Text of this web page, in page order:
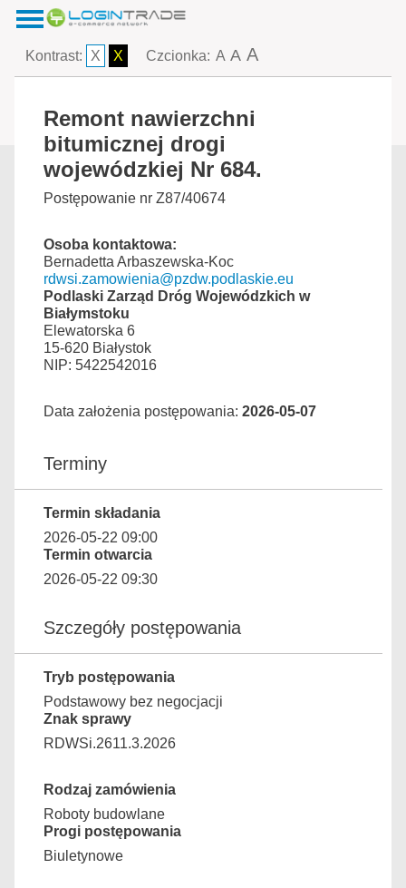
Kontrast: X X Czcionka: A A A
Remont nawierzchni
bitumicznej drogi
wojewódzkiej Nr 684.
Postępowanie nr Z87/40674
Osoba kontaktowa:
Bernadetta Arbaszewska-Koc
rdwsi.zamowienia@pzdw.podlaskie.eu
Podlaski Zarząd Dróg Wojewódzkich w
Białymstoku
Elewatorska 6
15-620 Białystok
NIP: 5422542016
Data założenia postępowania: 2026-05-07
Terminy
Termin składania
2026-05-22 09:00
Termin otwarcia
2026-05-22 09:30
Szczegóły postępowania
Tryb postępowania
Podstawowy bez negocjacji
Znak sprawy
RDWSi.2611.3.2026
Rodzaj zamówienia
Roboty budowlane
Progi postępowania
Biuletynowe